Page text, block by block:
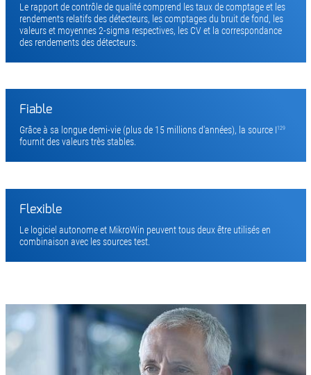
Le rapport de contrôle de qualité comprend les taux de comptage et les
rendements relatifs des détecteurs, les comptages du bruit de fond, les
valeurs et moyennes 2-sigma respectives, les CV et la correspondance
des rendements des détecteurs.
Fiable
Grâce à sa longue demi-vie (plus de 15 millions d'années), la source I129
fournit des valeurs très stables.
Flexible
Le logiciel autonome et MikroWin peuvent tous deux être utilisés en
combinaison avec les sources test.